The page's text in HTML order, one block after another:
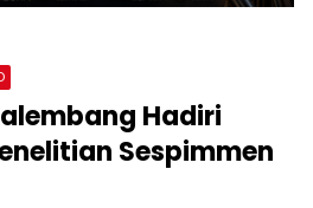
Hadiri
Sespimmen